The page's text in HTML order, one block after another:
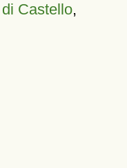
Castello,